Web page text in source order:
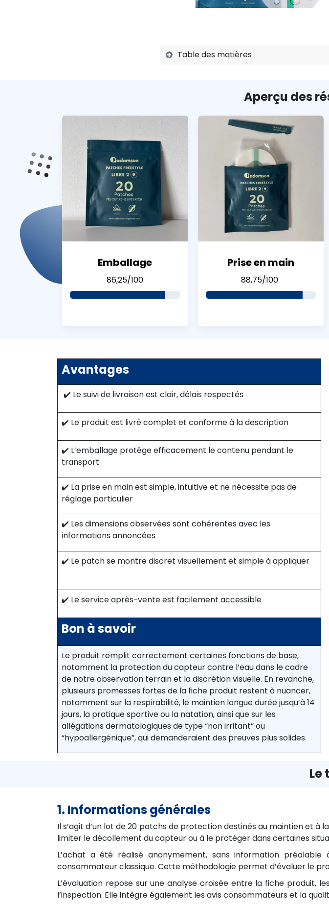
Table des matières
Aperçu des
Prise en main
88,75/100
Emballage
86,25/100
Avantages
✔️ Le suivi de livraison est clair, délais respectés
✔️ Le produit est livré complet et conforme à la description
✔️ L’emballage protège efficacement le contenu pendant le
transport
✔️ La prise en main est simple, intuitive et ne nécessite pas de
réglage particulier
✔️ Les dimensions observées sont cohérentes avec les
informations annoncées
✔️ Le patch se montre discret visuellement et simple à appliquer
✔️ Le service après-vente est facilement accessible
Bon à savoir
Le produit remplit correctement certaines fonctions de base,
notamment la protection du capteur contre l’eau dans le cadre
de notre observation terrain et la discrétion visuelle. En revanche,
plusieurs promesses fortes de la fiche produit restent à nuancer,
notamment sur la respirabilité, le maintien longue durée jusqu’à 14
jours, la pratique sportive ou la natation, ainsi que sur les
allégations dermatologiques de type “non irritant” ou
“hypoallergénique”, qui demanderaient des preuves plus solides.
Le
1. Informations générales
Il s’agit d’un lot de 20 patchs de protection destinés au maintien et
limiter le décollement du capteur ou à le protéger dans certaines
L’achat a été réalisé anonymement, sans information
consommateur classique. Cette méthodologie permet d’évaluer le
L’évaluation repose sur une analyse croisée entre la fiche produit,
l’inspection. Elle intègre également les avis consommateurs et la